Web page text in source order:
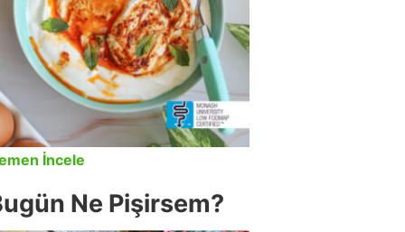
İncele
Ne Pişirsem?